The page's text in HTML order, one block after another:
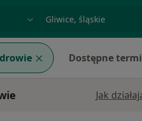
miasto lub dzielnica
Dostępne
Jak